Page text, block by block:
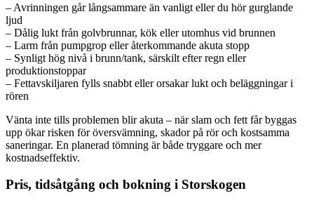
– Avrinningen går långsammare än vanligt eller du hör gurglande
ljud
– Dålig lukt från golvbrunnar, kök eller utomhus vid brunnen
– Larm från pumpgrop eller återkommande akuta stopp
– Synligt hög nivå i brunn/tank, särskilt efter regn eller
produktionstoppar
– Fettavskiljaren fylls snabbt eller orsakar lukt och beläggningar i
rören
Vänta inte tills problemen blir akuta – när slam och fett får byggas
upp ökar risken för översvämning, skador på rör och kostsamma
saneringar. En planerad tömning är både tryggare och mer
kostnadseffektiv.
Pris, tidsåtgång och bokning i Storskogen